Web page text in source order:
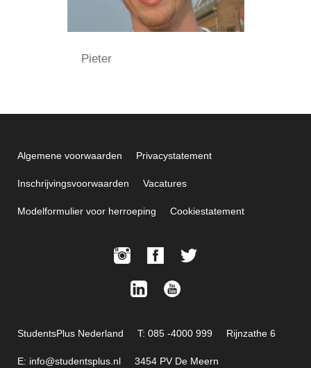
Pieter
Algemene voorwaarden Privacystatement
Inschrijvingsvoorwaarden Vacatures
Modelformulier voor herroeping Cookiestatement
StudentsPlus Nederland T: 085 -4000 999 Rijnzathe 6
E: info@studentsplus.nl 3454 PV De Meern